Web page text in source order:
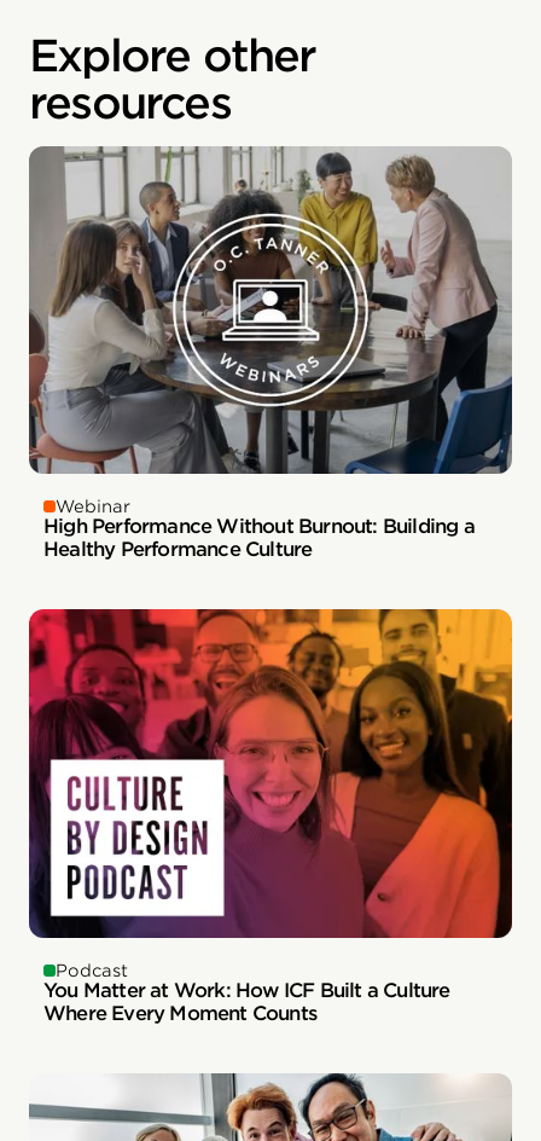
Explore other
resources
Webinar
High Performance Without Burnout: Building a
Healthy Performance Culture
Podcast
You Matter at Work: How ICF Built a Culture
Where Every Moment Counts